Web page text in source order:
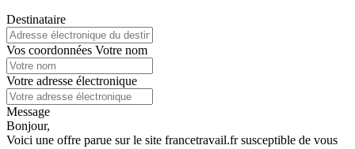
Destinataire
Vos coordonnées Votre nom
Votre adresse électronique
Message
Bonjour,
Voici une offre parue sur le site francetravail.fr susceptible de vous